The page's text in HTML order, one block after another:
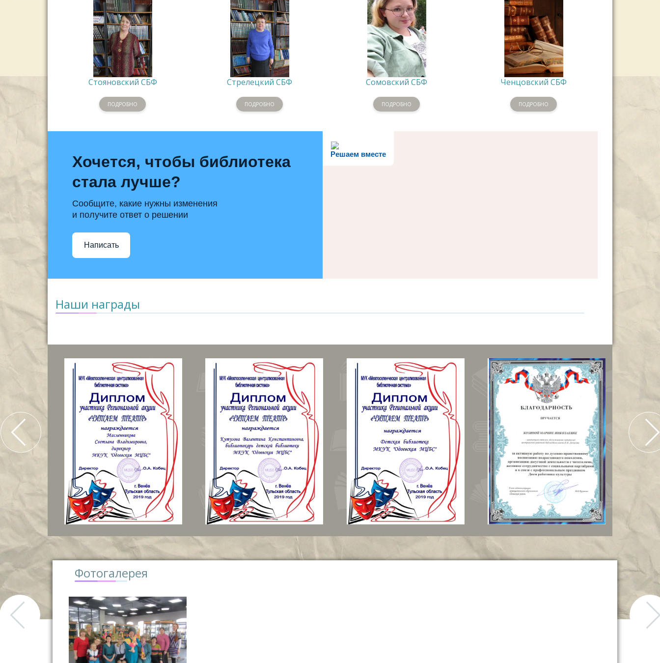
Стояновский СБФ
ПОДРОБНО
Стрелецкий СБФ
ПОДРОБНО
Сомовский СБФ
ПОДРОБНО
Ченцовский СБФ
ПОДРОБНО
Решаем вместе
Хочется, чтобы библиотека
стала лучше?
Сообщите, какие нужны изменения
и получите ответ о решении
Написать
Наши награды
Фотогалерея